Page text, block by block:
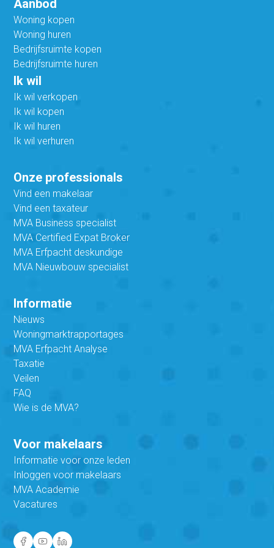
Aanbod
Woning kopen
Woning huren
Bedrijfsruimte kopen
Bedrijfsruimte huren
Ik wil
Ik wil verkopen
Ik wil kopen
Ik wil huren
Ik wil verhuren
Onze professionals
Vind een makelaar
Vind een taxateur
MVA Business specialist
MVA Certified Expat Broker
MVA Erfpacht deskundige
MVA Nieuwbouw specialist
Informatie
Nieuws
Woningmarktrapportages
MVA Erfpacht Analyse
Taxatie
Veilen
FAQ
Wie is de MVA?
Voor makelaars
Informatie voor onze leden
Inloggen voor makelaars
MVA Academie
Vacatures